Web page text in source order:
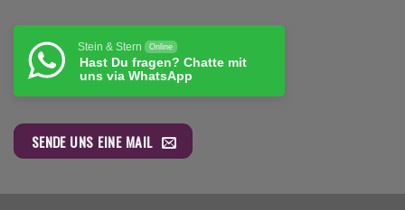
Stein & Stern Online
Hast Du fragen? Chatte mit
uns via WhatsApp
SENDE UNS EINE MAIL